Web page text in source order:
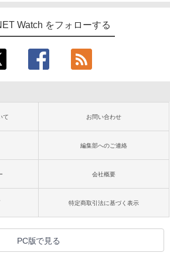
Watch をフォローする
て お問い合わせ
編集部へのご連絡
会社概要
特定商取引法に基づく表示
PC版で見る